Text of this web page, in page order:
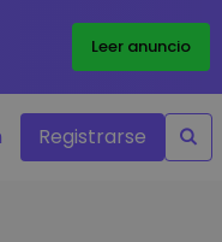
Leer anuncio
Registrarse